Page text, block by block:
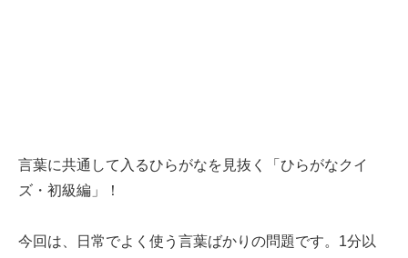
言葉に共通して入るひらがなを見抜く「ひらがなクイ
ズ・初級編」！
今回は、日常でよく使う言葉ばかりの問題です。1分以